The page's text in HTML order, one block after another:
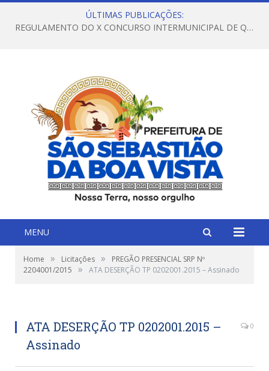
ÚLTIMAS PUBLICAÇÕES:
REGULAMENTO DO X CONCURSO INTERMUNICIPAL DE QUADRILHAS JUNINAS – 2026 – ARRAIÁ DA VENEZA
MENU
Home » Licitações »
PREGÃO PRESENCIAL SRP Nº
2204001/2015
» ATA DESERÇÃO TP 0202001.2015 – Assinado
ATA DESERÇÃO TP 0202001.2015 –
Assinado
0